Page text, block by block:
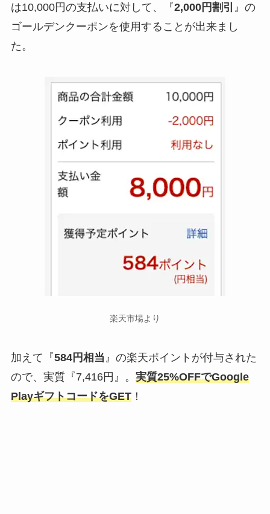
は10,000円の支払いに対して、『2,000円割引
』の
ゴールデンクーポンを使用することが出来まし
た。
楽天市場より
加えて『584円相当 』の楽天ポイントが付与された
ので、実質『7,416円』。 実質25%OFFでGoogle
PlayギフトコードをGET！